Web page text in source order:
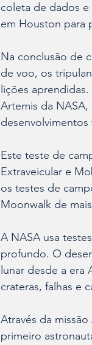
coleta de dados
em Houston para
Na conclusão de
de voo, os
lições
Artemis da
Este teste de
Extraveicular e
os testes de
Moonwalk de
A NASA usa
profundo. O
lunar desde a
crateras, falhas e
Através da
primeiro